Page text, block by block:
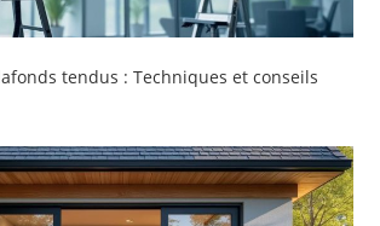
tendus : Techniques et conseils